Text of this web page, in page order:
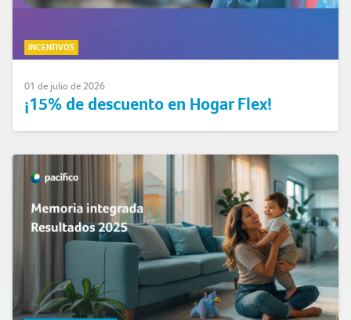
INCENTIVOS
01 de julio de 2026
¡15% de descuento en Hogar Flex!